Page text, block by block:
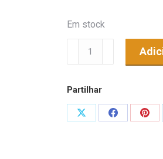
Em stock
Quantidade
Universal
Partilhar
Share
Share